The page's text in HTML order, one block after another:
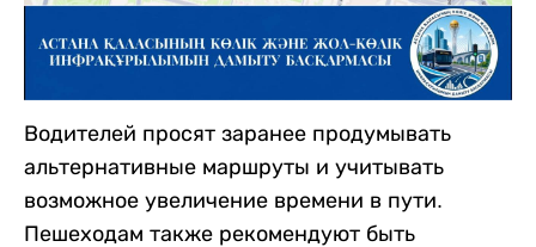
Водителей просят заранее продумывать
альтернативные маршруты и учитывать
возможное увеличение времени в пути.
Пешеходам также рекомендуют быть